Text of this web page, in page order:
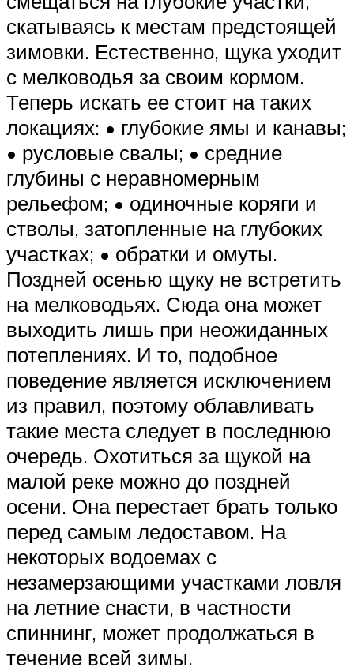
скатываясь к местам предстоящей
зимовки. Естественно, щука уходит
с мелководья за своим кормом.
Теперь искать ее стоит на таких
локациях: • глубокие ямы и канавы;
• русловые свалы; • средние
глубины с неравномерным
рельефом; • одиночные коряги и
стволы, затопленные на глубоких
участках; • обратки и омуты.
Поздней осенью щуку не встретить
на мелководьях. Сюда она может
выходить лишь при неожиданных
потеплениях. И то, подобное
поведение является исключением
из правил, поэтому облавливать
такие места следует в последнюю
очередь. Охотиться за щукой на
малой реке можно до поздней
осени. Она перестает брать только
перед самым ледоставом. На
некоторых водоемах с
незамерзающими участками ловля
на летние снасти, в частности
спиннинг, может продолжаться в
течение всей зимы.